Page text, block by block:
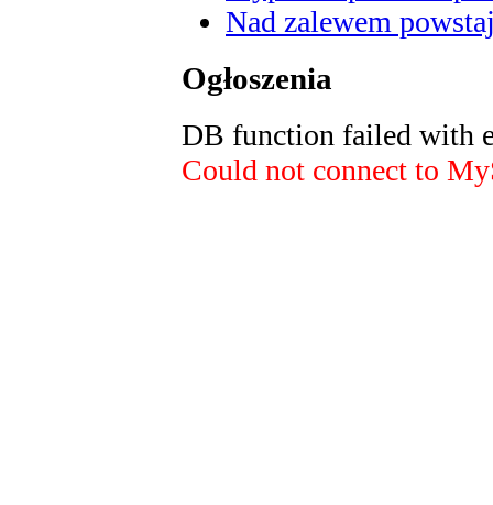
Nad zalewem
Ogłoszenia
DB function failed with
Could not connect to